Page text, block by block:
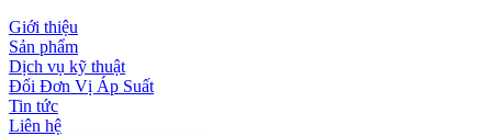
Giới thiệu
Sản phẩm
Dịch vụ kỹ thuật
Đổi Đơn Vị Áp Suất
Tin tức
Liên hệ